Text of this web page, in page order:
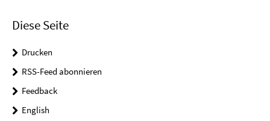
Diese Seite
Drucken
RSS-Feed abonnieren
Feedback
English